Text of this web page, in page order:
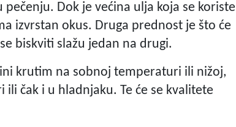
Dok je većina ulja koja se koriste
izvrstan okus. Druga prednost je što će
biskviti slažu jedan na drugi.
krutim na sobnoj temperaturi ili nižoj,
čak i u hladnjaku. Te će se kvalitete